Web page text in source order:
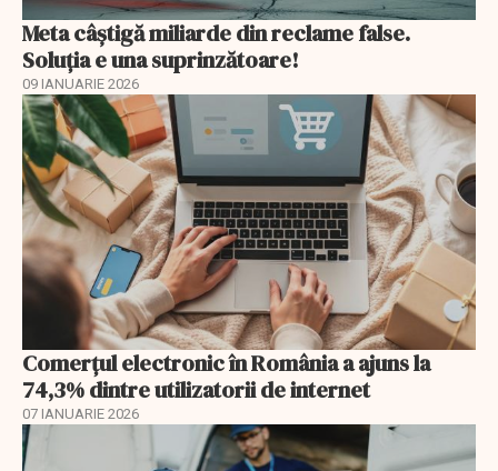
Meta câștigă miliarde din reclame false.
Soluția e una suprinzătoare!
09 IANUARIE 2026
Comerțul electronic în România a ajuns la
74,3% dintre utilizatorii de internet
07 IANUARIE 2026